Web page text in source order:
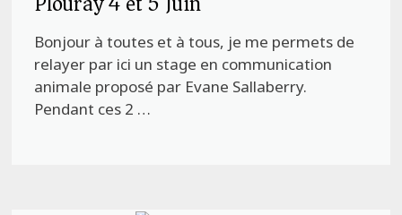
Bonjour à toutes et à tous, je me permets de
relayer par ici un stage en communication
animale proposé par Evane Sallaberry.
Pendant ces 2 …